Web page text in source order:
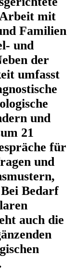
Arbeit mit
Familien
und
der
umfasst
und
21
für
und
Bedarf
auch die